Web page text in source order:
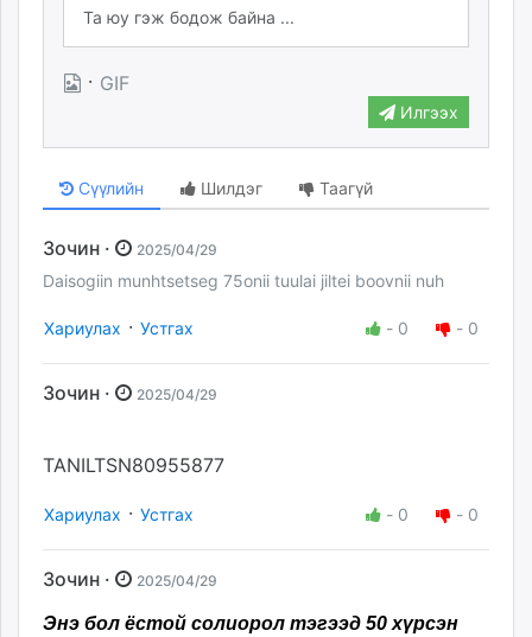
· GIF
Илгээх
Сүүлийн Шилдэг Таагүй
Зочин · 2025/04/29
Daisogiin munhtsetseg 75onii tuulai jiltei boovnii nuh
Хариулах · Устгах - 0 - 0
Зочин · 2025/04/29
TANILTSN80955877
Хариулах · Устгах - 0 - 0
Зочин · 2025/04/29
Энэ бол ёстой солиорол тэгээд 50 хүрсэн